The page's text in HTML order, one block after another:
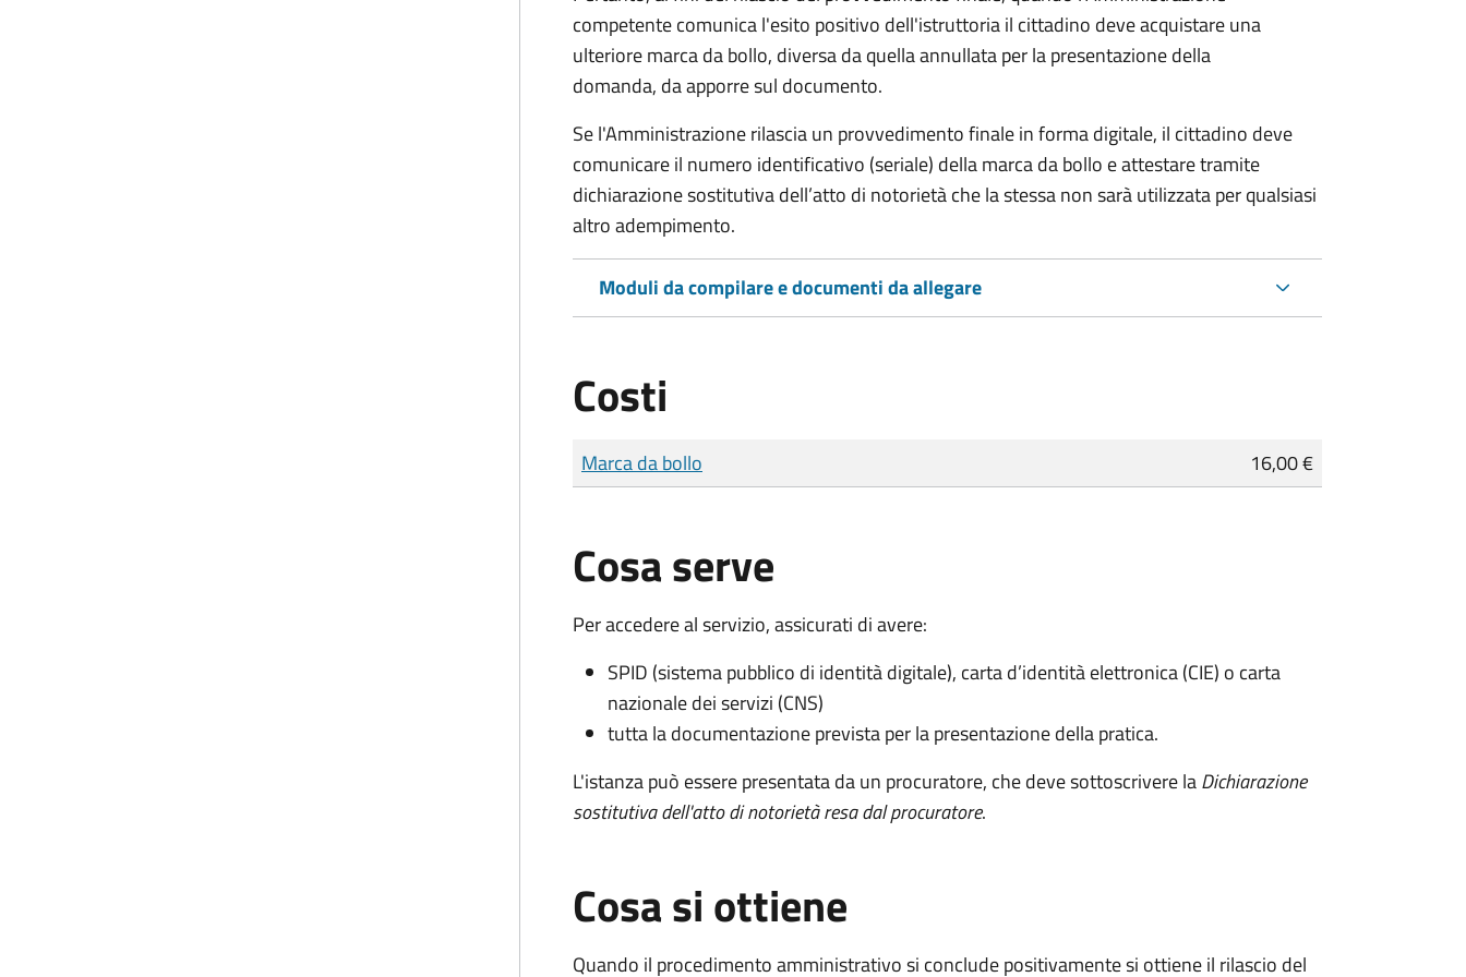
competente comunica l'esito positivo dell'istruttoria il cittadino deve acquistare una
ulteriore marca da bollo, diversa da quella annullata per la presentazione della
domanda, da apporre sul documento.
Se l'Amministrazione rilascia un provvedimento finale in forma digitale, il cittadino deve
comunicare il numero identificativo (seriale) della marca da bollo e attestare tramite
dichiarazione sostitutiva dell’atto di notorietà che la stessa non sarà utilizzata per qualsiasi
altro adempimento.
Moduli da compilare e documenti da allegare
Costi
Tipo di pagamento
Importo
Marca da bollo 16,00 €
Cosa serve
Per accedere al servizio, assicurati di avere:
SPID (sistema pubblico di identità digitale), carta d’identità elettronica (CIE) o carta
nazionale dei servizi (CNS)
tutta la documentazione prevista per la presentazione della pratica.
L'istanza può essere presentata da un procuratore, che deve sottoscrivere laDichiarazione
sostitutiva dell'atto di notorietà resa dal procuratore.
Cosa si ottiene
Quando il procedimento amministrativo si conclude positivamente si ottiene il rilascio del